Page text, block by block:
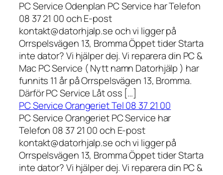
PC Service Odenplan PC Service har Telefon
08 37 21 00 och E-post
kontakt@datorhjalp.se och vi ligger på
Orrspelsvägen 13, Bromma Öppet tider Starta
inte dator? Vi hjälper dej. Vi reparera din PC &
Mac PC Service ( Nytt namn Datorhjälp ) har
funnits 11 år på Orrspelsvägen 13, Bromma.
Därför PC Service Låt oss […]
PC Service Orangeriet Tel 08 37 21 00
PC Service Orangeriet PC Service har
Telefon 08 37 21 00 och E-post
kontakt@datorhjalp.se och vi ligger på
Orrspelsvägen 13, Bromma Öppet tider Starta
inte dator? Vi hjälper dej. Vi reparera din PC &